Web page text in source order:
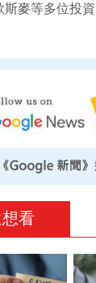
麥等多位投
看